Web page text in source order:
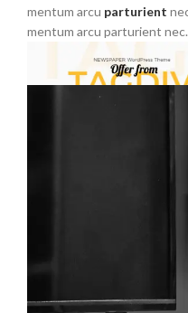
mentum arcu parturient
mentum arcu parturient nec.